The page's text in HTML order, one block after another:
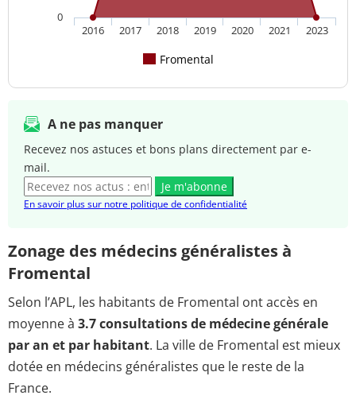
Fromental
2016 2017 2018 2019 2020 2021 2023
0
A ne pas manquer
Recevez nos astuces et bons plans directement par e-
mail.
Je m'abonne
En savoir plus sur notre politique de confidentialité
Zonage des médecins généralistes à
Fromental
Selon l’APL, les habitants de Fromental ont accès en
moyenne à 3.7 consultations de médecine générale
par an et par habitant. La ville de Fromental est mieux
dotée en médecins généralistes que le reste de la
France.